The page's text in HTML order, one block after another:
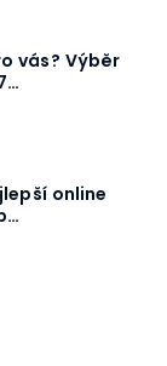
vás? Výběr
online